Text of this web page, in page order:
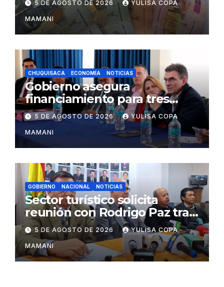
5 DE AGOSTO DE 2026 YULISA COPA
MAMANI
CHUQUISACA ECONOMÍA NOTICIAS
Gobierno asegura
financiamiento para tres
proyectos estratégicos de
Chuquisaca
5 DE AGOSTO DE 2026 YULISA COPA
MAMANI
GOBIERNO NACIONAL NOTICIAS
Sector turístico solicita
reunión con Rodrigo Paz tras
cambios en la administración
del turismo
5 DE AGOSTO DE 2026 YULISA COPA
MAMANI